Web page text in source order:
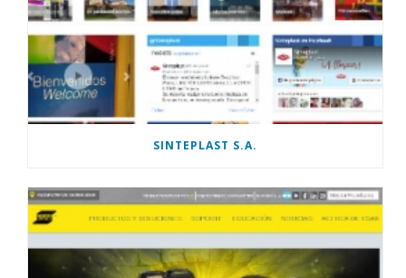
SINTEPLAST S.A.